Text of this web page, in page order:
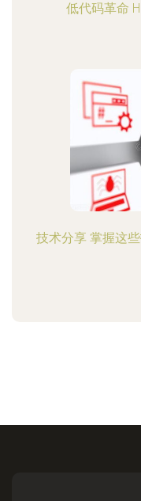
低代码革命
技术分享 掌握这